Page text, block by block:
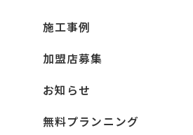
施工事例
加盟店募集
お知らせ
無料プランニング